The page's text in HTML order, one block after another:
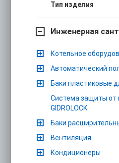
Тип изделия
Инженерная
Котельное
Автоматический
Баки пластиковые
Система защиты от
GIDROLOCK
Баки
Вентиляция
Кондиционеры